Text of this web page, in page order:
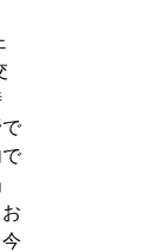
」